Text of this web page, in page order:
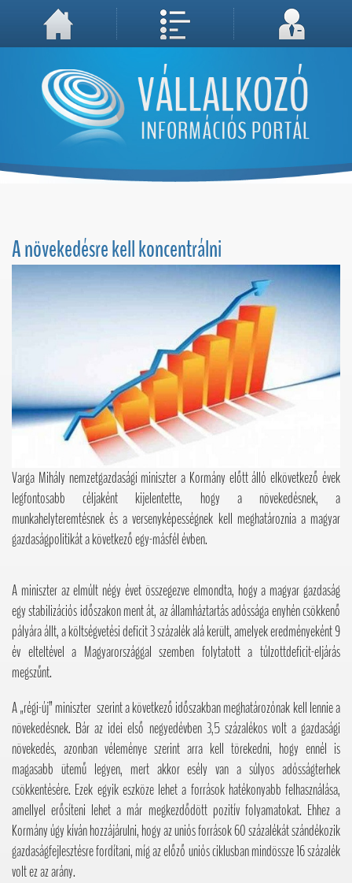
A weboldal használatával Ön elfogadja, hogy Cookie-kat (sütiket) tároljunk számítógépén. A sütik a weboldal megfelelő működéséhez
Megértettem, folytatás...
A növekedésre kell koncentrálni
Varga Mihály nemzetgazdasági miniszter a Kormány előtt álló elkövetkező évek
legfontosabb céljaként kijelentette, hogy a növekedésnek, a
munkahelyteremtésnek és a versenyképességnek kell meghatároznia a magyar
gazdaságpolitikát a következő egy-másfél évben.
A miniszter az elmúlt négy évet összegezve elmondta, hogy a magyar gazdaság
egy stabilizációs időszakon ment át, az államháztartás adóssága enyhén csökkenő
pályára állt, a költségvetési deficit 3 százalék alá került, amelyek eredményeként 9
év elteltével a Magyarországgal szemben folytatott a túlzottdeficit-eljárás
megszűnt.
A „régi-új” miniszter szerint a következő időszakban meghatározónak kell lennie a
növekedésnek. Bár az idei első negyedévben 3,5 százalékos volt a gazdasági
növekedés, azonban véleménye szerint arra kell törekedni, hogy ennél is
magasabb ütemű legyen, mert akkor esély van a súlyos adósságterhek
csökkentésére. Ezek egyik eszköze lehet a források hatékonyabb felhasználása,
amellyel erősíteni lehet a már megkezdődött pozitív folyamatokat. Ehhez a
Kormány úgy kíván hozzájárulni, hogy az uniós források 60 százalékát szándékozik
gazdaságfejlesztésre fordítani, míg az előző uniós ciklusban mindössze 16 százalék
volt ez az arány.